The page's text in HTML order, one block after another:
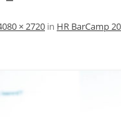
× 2720 in HR BarCamp